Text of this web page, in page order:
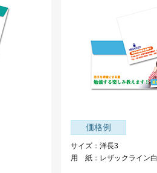
価格例
サイズ：洋長3
用 紙：レザックライン